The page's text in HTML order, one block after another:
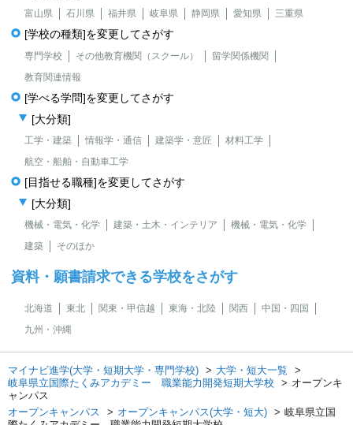
富山県 石川県 福井県 岐阜県 静岡県 愛知県 三重県
[学校の種類]を変更してさがす
専門学校 その他教育機関（スクール）
留学関係機関
教育関連情報
[学べる学問]を変更してさがす
[大分類]
工学・建築 情報学・通信 建築学・意匠
材料工学
航空・船舶・自動車工学
[目指せる職種]を変更してさがす
[大分類]
機械・電気・化学 建築・土木・インテリア
機械・電気・化学
建築
そのほか
資料・願書請求できる学校をさがす
北海道 東北 関東・甲信越 東海・北陸 関西
中国・四国
九州・沖縄
マイナビ進学(大学・短期大学・専門学校)
大学・短大一覧
岐阜県立国際たくみアカデミー 職業能力開発短期大学校
オープンキ
ャンパス
オープンキャンパス
オープンキャンパス(大学・短大)
岐阜県立国